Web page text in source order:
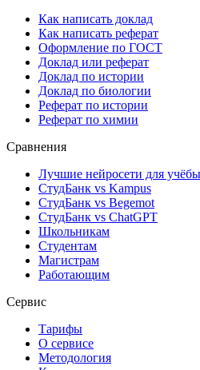
Как написать доклад
Как написать реферат
Оформление по ГОСТ
Доклад или реферат
Доклад по истории
Доклад по биологии
Реферат по истории
Реферат по химии
Сравнения
Лучшие нейросети для
СтудБанк vs Kampus
СтудБанк vs Begemot
СтудБанк vs ChatGPT
Школьникам
Студентам
Магистрам
Работающим
Сервис
Тарифы
О сервисе
Методология